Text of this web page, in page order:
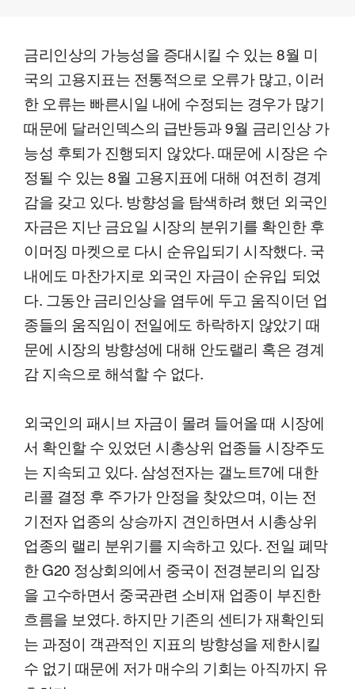
금리인상의 가능성을 증대시킬 수 있는 8월 미
국의 고용지표는 전통적으로 오류가 많고, 이러
한 오류는 빠른시일 내에 수정되는 경우가 많기
때문에 달러인덱스의 급반등과 9월 금리인상 가
능성 후퇴가 진행되지 않았다. 때문에 시장은 수
정될 수 있는 8월 고용지표에 대해 여전히 경계
감을 갖고 있다. 방향성을 탐색하려 했던 외국인
자금은 지난 금요일 시장의 분위기를 확인한 후
이머징 마켓으로 다시 순유입되기 시작했다. 국
내에도 마찬가지로 외국인 자금이 순유입 되었
다. 그동안 금리인상을 염두에 두고 움직이던 업
종들의 움직임이 전일에도 하락하지 않았기 때
문에 시장의 방향성에 대해 안도랠리 혹은 경계
감 지속으로 해석할 수 없다.
외국인의 패시브 자금이 몰려 들어올 때 시장에
서 확인할 수 있었던 시총상위 업종들 시장주도
는 지속되고 있다. 삼성전자는 갤노트7에 대한
리콜 결정 후 주가가 안정을 찾았으며, 이는 전
기전자 업종의 상승까지 견인하면서 시총상위
업종의 랠리 분위기를 지속하고 있다. 전일 폐막
한 G20 정상회의에서 중국이 전경분리의 입장
을 고수하면서 중국관련 소비재 업종이 부진한
흐름을 보였다. 하지만 기존의 센티가 재확인되
는 과정이 객관적인 지표의 방향성을 제한시킬
수 없기 때문에 저가 매수의 기회는 아직까지 유